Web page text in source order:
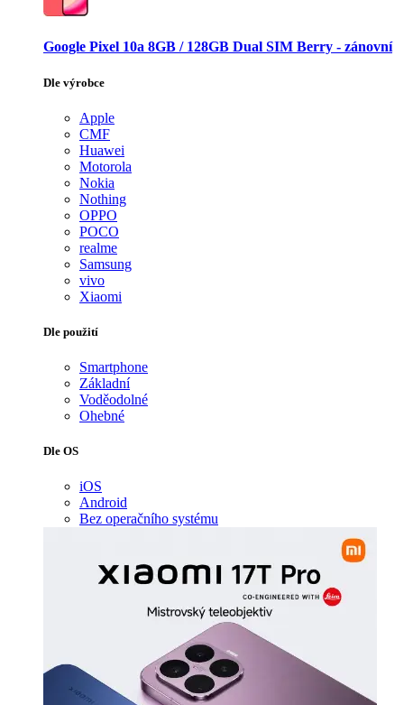
Google Pixel 10a 8GB / 128GB Dual SIM Berry - zánovní
Dle výrobce
Apple
CMF
Huawei
Motorola
Nokia
Nothing
OPPO
POCO
realme
Samsung
vivo
Xiaomi
Dle použití
Smartphone
Základní
Voděodolné
Ohebné
Dle OS
iOS
Android
Bez operačního systému